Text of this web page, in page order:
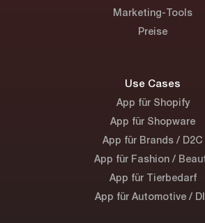
Marketing-Tools
Preise
Use Cases
App für Shopify
App für Shopware
App für Brands / D2C
App für Fashion /
App für Tierbedarf
App für Automotive /